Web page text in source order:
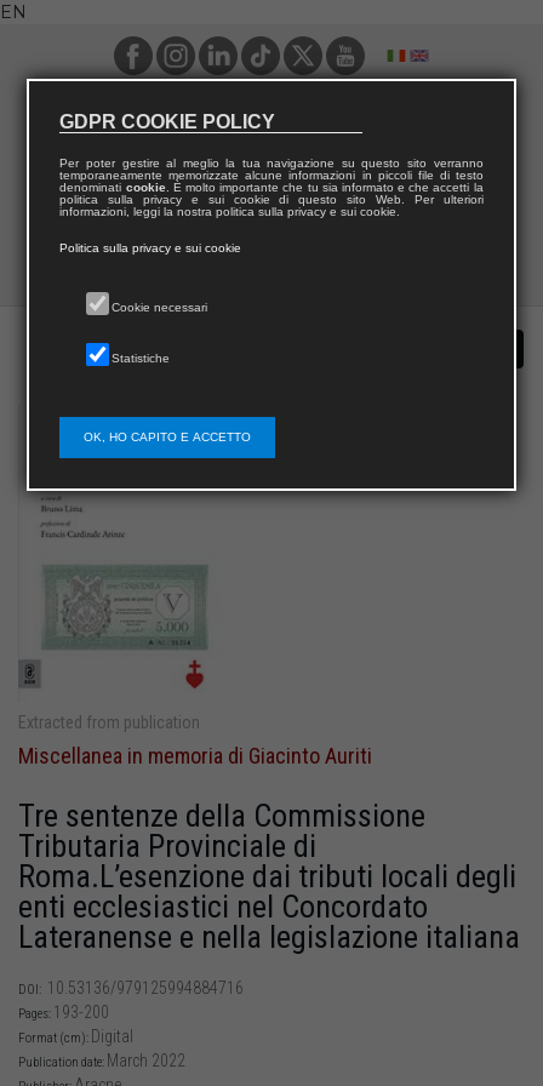
EN
Extracted from publication
Miscellanea in memoria di Giacinto Auriti
Tre sentenze della Commissione
Tributaria Provinciale di
Roma.L’esenzione dai tributi locali degli
enti ecclesiastici nel Concordato
Lateranense e nella legislazione italiana
DOI: 10.53136/979125994884716
Pages: 193-200
Format (cm): Digital
Publication date: March 2022
GDPR COOKIE POLICY
Per poter gestire al meglio la tua navigazione su questo sito verranno
temporaneamente memorizzate alcune informazioni in piccoli file di testo
denominati cookie. È molto importante che tu sia informato e che accetti la
politica sulla privacy e sui cookie di questo sito Web. Per ulteriori
informazioni, leggi la nostra politica sulla privacy e sui cookie.
Politica sulla privacy e sui cookie
Cookie necessari
Statistiche
OK, HO CAPITO E ACCETTO